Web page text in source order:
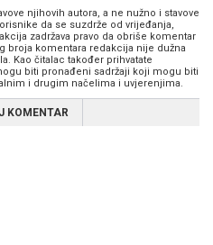
njihovih autora, a ne nužno i stavove
da se suzdrže od vrijeđanja,
zadržava pravo da obriše komentar
broja komentara redakcija nije dužna
Kao čitalac također prihvatate
biti pronađeni sadržaji koji mogu biti
i drugim načelima i uvjerenjima.
KOMENTAR